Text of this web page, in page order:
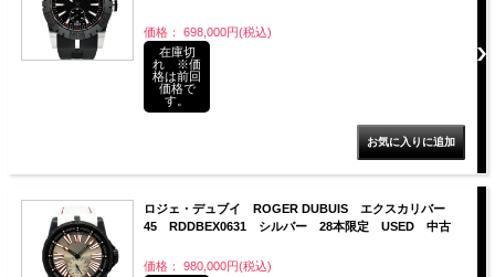
価格： 698,000円(税込)
在庫切
れ ※価
格は前回
価格で
す。
ロジェ・デュブイ ROGER DUBUIS エクスカリバー
45 RDDBEX0631 シルバー 28本限定 USED 中古
価格： 980,000円(税込)